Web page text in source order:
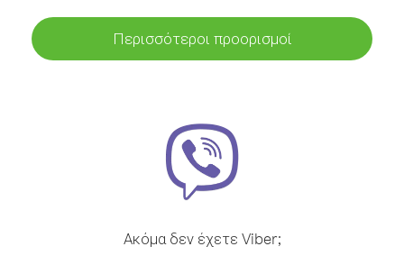
Περισσότεροι προορισμοί
Ακόμα δεν έχετε Viber;